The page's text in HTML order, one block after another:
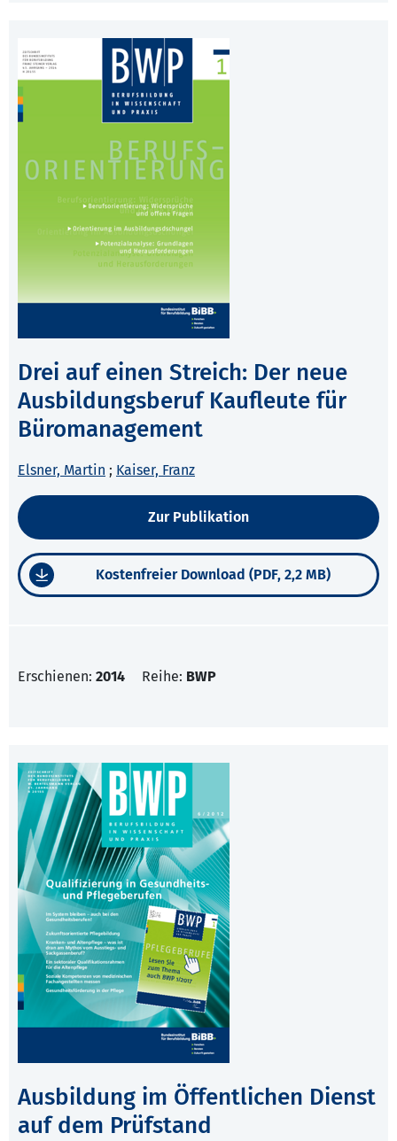
Drei auf einen Streich: Der neue
Ausbildungsberuf Kaufleute für
Büromanagement
Elsner, Martin ; Kaiser, Franz
Zur Publikation
Kostenfreier Download (PDF, 2,2 MB)
Erschienen: 2014 Reihe: BWP
Ausbildung im Öffentlichen Dienst
auf dem Prüfstand